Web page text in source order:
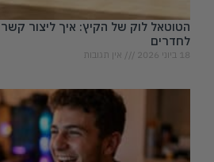
הטוטאל לוק של הקיץ: איך ליצור קשר
לחדרים
18 ביוני 2026 אין תגובות